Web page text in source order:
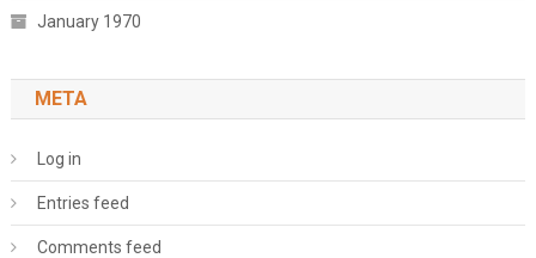
January 1970
META
Log in
Entries feed
Comments feed